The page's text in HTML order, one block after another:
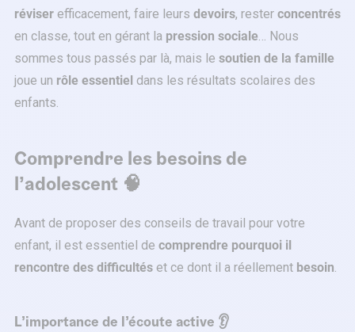
réviser efficacement, faire leurs devoirs, rester concentrés
en classe, tout en gérant la pression sociale… Nous
sommes tous passés par là, mais le soutien de la famille
joue un rôle essentiel dans les résultats scolaires des
enfants.
Comprendre les besoins de
l’adolescent 🧠
Avant de proposer des conseils de travail pour votre
enfant, il est essentiel de comprendre pourquoi il
rencontre des difficultés et ce dont il a réellement besoin.
L’importance de l’écoute active 👂